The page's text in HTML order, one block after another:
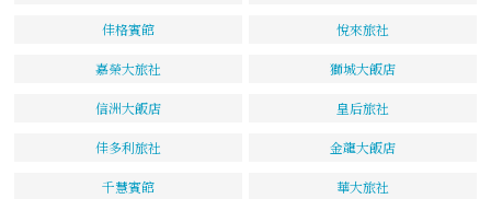
佳格賓館 悅來旅社
嘉榮大旅社 獅城大飯店
信洲大飯店 皇后旅社
佳多利旅社 金龍大飯店
千慧賓館 華大旅社